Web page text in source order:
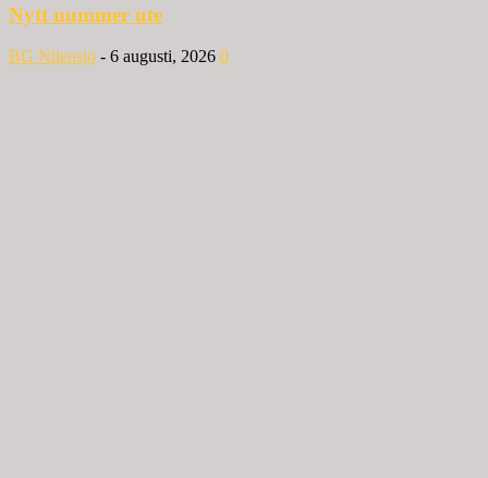
Nytt nummer ute
BG Nilensjö - 6 augusti, 2026 0